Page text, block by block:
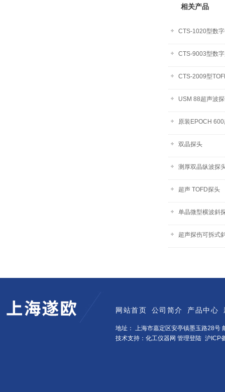
相关产品
CTS-1020型数
CTS-9003型数
CTS-2009型
USM 88超声波
原装EPOCH
双晶探头
测厚双晶纵波探
超声 TOFD探头
单晶微型横波斜
超声探伤可拆式
网站首页 公司简介 产品中心
地址： 上海市嘉定区安亭镇墨玉路28号
技术支持：化工仪器网 管理登陆 沪ICP